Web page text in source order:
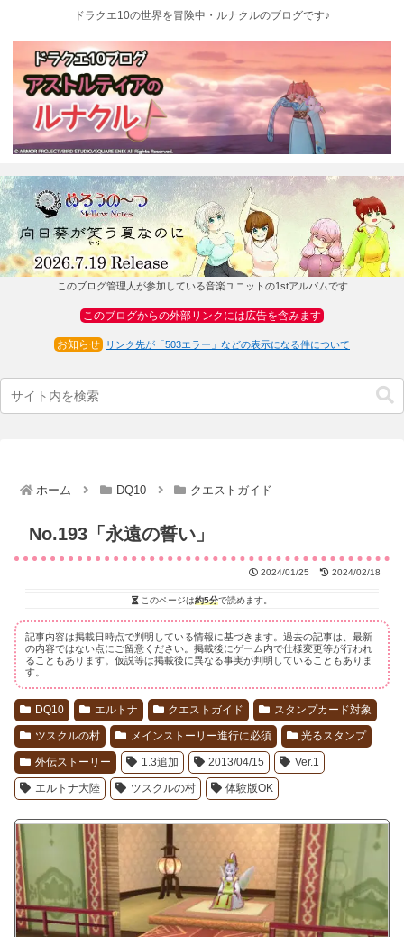
ドラクエ10の世界を冒険中・ルナクルのブログです♪
このブログ管理人が参加している音楽ユニットの1stアルバムです
このブログからの外部リンクには広告を含みます
お知らせ リンク先が「503エラー」などの表示になる件について
ホーム DQ10 クエストガイド
No.193「永遠の誓い」
2024/01/25 2024/02/18
このページは約5分で読めます。
記事内容は掲載日時点で判明している情報に基づきます。過去の記事は、最新
の内容ではない点にご留意ください。掲載後にゲーム内で仕様変更等が行われ
ることもあります。仮説等は掲載後に異なる事実が判明していることもありま
す。
DQ10 エルトナ クエストガイド スタンプカード対象
ツスクルの村 メインストーリー進行に必須 光るスタンプ
外伝ストーリー 1.3追加 2013/04/15 Ver.1
エルトナ大陸 ツスクルの村 体験版OK